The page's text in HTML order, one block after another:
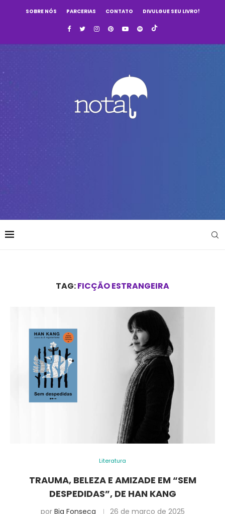
SOBRE NÓS PARCERIAS CONTATO DIVULGUE SEU LIVRO!
TAG:FICÇÃO ESTRANGEIRA
Literatura
TRAUMA, BELEZA E AMIZADE EM “SEM
DESPEDIDAS”, DE HAN KANG
por Bia Fonseca 26 de março de 2025